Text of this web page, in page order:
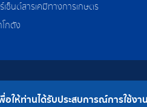
ร์เซ็นต์สารเคมีทางการเกษตร
โกดัง
© 2562 บริษัท แอ็กโกร (ประเทศไ
พื่อให้ท่านได้รับประสบการณ์การใช้ง